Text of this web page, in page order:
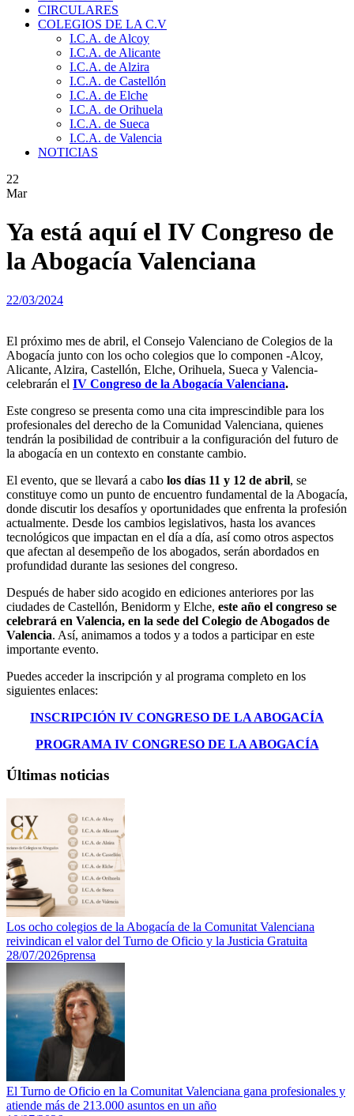
CIRCULARES
COLEGIOS DE LA C.V
I.C.A. de Alcoy
I.C.A. de Alicante
I.C.A. de Alzira
I.C.A. de Castellón
I.C.A. de Elche
I.C.A. de Orihuela
I.C.A. de Sueca
I.C.A. de Valencia
NOTICIAS
22
Mar
Ya está aquí el IV Congreso de
la Abogacía Valenciana
22/03/2024
El próximo mes de abril, el Consejo Valenciano de Colegios de la
Abogacía junto con los ocho colegios que lo componen -Alcoy,
Alicante, Alzira, Castellón, Elche, Orihuela, Sueca y Valencia-
celebrarán el IV Congreso de la Abogacía Valenciana.
Este congreso se presenta como una cita imprescindible para los
profesionales del derecho de la Comunidad Valenciana, quienes
tendrán la posibilidad de contribuir a la configuración del futuro de
la abogacía en un contexto en constante cambio.
El evento, que se llevará a cabo los días 11 y 12 de abril, se
constituye como un punto de encuentro fundamental de la Abogacía,
donde discutir los desafíos y oportunidades que enfrenta la profesión
actualmente. Desde los cambios legislativos, hasta los avances
tecnológicos que impactan en el día a día, así como otros aspectos
que afectan al desempeño de los abogados, serán abordados en
profundidad durante las sesiones del congreso.
Después de haber sido acogido en ediciones anteriores por las
ciudades de Castellón, Benidorm y Elche, este año el congreso se
celebrará en Valencia, en la sede del Colegio de Abogados de
Valencia. Así, animamos a todos y a todos a participar en este
importante evento.
Puedes acceder la inscripción y al programa completo en los
siguientes enlaces:
INSCRIPCIÓN IV CONGRESO DE LA ABOGACÍA
PROGRAMA IV CONGRESO DE LA ABOGACÍA
Últimas noticias
Los ocho colegios de la Abogacía de la Comunitat Valenciana
reivindican el valor del Turno de Oficio y la Justicia Gratuita
28/07/2026prensa
El Turno de Oficio en la Comunitat Valenciana gana profesionales y
atiende más de 213.000 asuntos en un año